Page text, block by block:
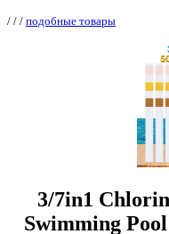
/ / / подобные товары
3/7in1
Swimming